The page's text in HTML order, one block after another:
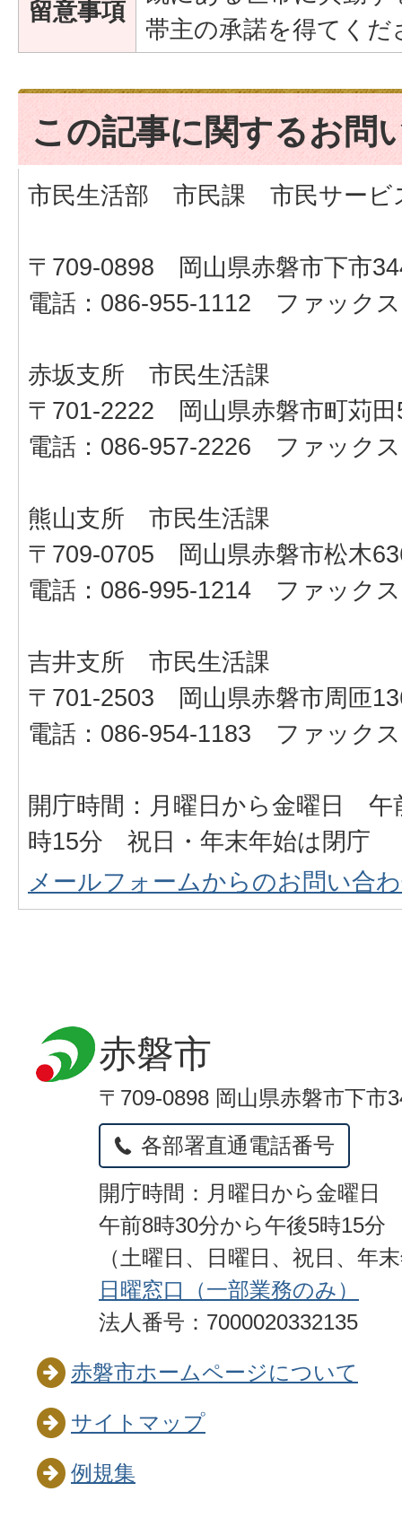
留意事項
帯主の承諾を得てくだ
この記事に関するお問
市民生活部 市民課 市民サービ
〒709-0898 岡山県赤磐市下市
電話：086-955-1112 ファック
赤坂支所 市民生活課
〒701-2222 岡山県赤磐市町苅田
電話：086-957-2226 ファック
熊山支所 市民生活課
〒709-0705 岡山県赤磐市松木
電話：086-995-1214 ファック
吉井支所 市民生活課
〒701-2503 岡山県赤磐市周匝
電話：086-954-1183 ファック
開庁時間：月曜日から金曜日 午
時15分 祝日・年末年始は閉庁
メールフォームからのお問い合
赤磐市
〒709-0898 岡山県赤磐市下市
各部署直通電話番号
開庁時間：月曜日から金曜日
午前8時30分から午後5時15分
（土曜日、日曜日、祝日、年
日曜窓口（一部業務のみ）
法人番号：7000020332135
赤磐市ホームページについて
サイトマップ
例規集